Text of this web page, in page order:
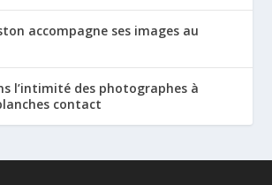
accompagne ses images au
l’intimité des photographes à
contact